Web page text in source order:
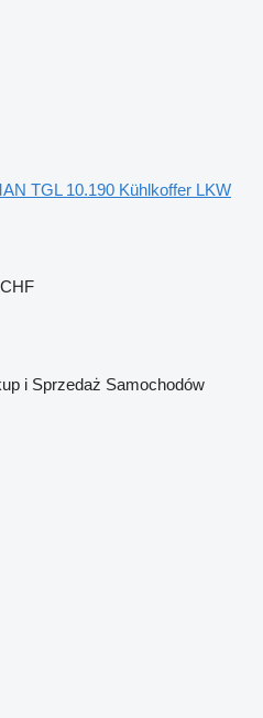
TGL 10.190 Kühlkoffer LKW
i Sprzedaż Samochodów